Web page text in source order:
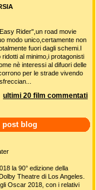
Rider",un road movie
modo unico,certamente non
fuori dagli schemi.I
ridotti al minimo,i protagonisti
nè interessi al difuori delle
per le strade vivendo
ultimi 20 film commentati
post blog
la 90° edizione della
Theatre di Los Angeles.
Oscar 2018, con i relativi